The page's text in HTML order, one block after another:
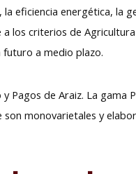
eficiencia energética, la
los criterios de
a medio plazo.
Pagos de Araiz. La
monovarietales y